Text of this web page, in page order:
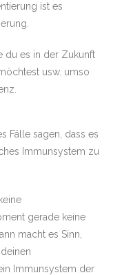
ist es
du es in der Zukunft
usw. umso
Fälle sagen, dass es
Immunsystem zu
gerade keine
macht es Sinn,
Immunsystem der